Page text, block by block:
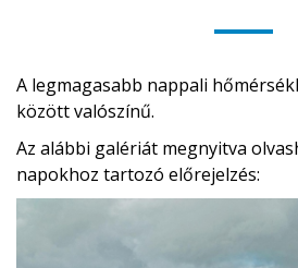
A legmagasabb nappali
között valószínű.
Az alábbi galériát megnyitva
napokhoz tartozó előrejelzés: